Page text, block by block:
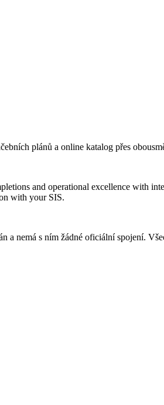
plánů a online katalog přes
and operational excellence with
with your SIS.
a nemá s ním žádné oficiální spojení.